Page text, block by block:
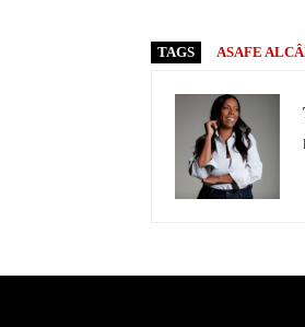
TAGS ASAFE